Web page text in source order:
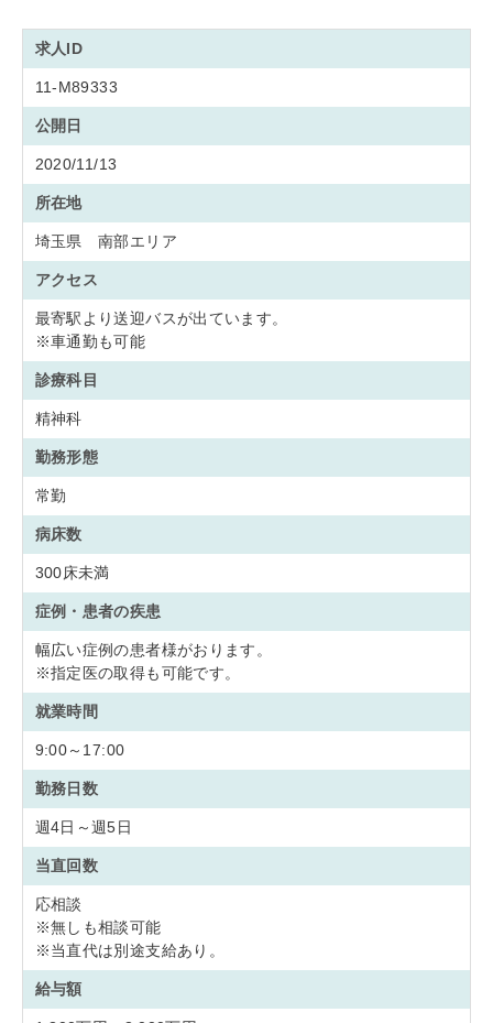
求人ID
11-M89333
公開日
2020/11/13
所在地
埼玉県 南部エリア
アクセス
最寄駅より送迎バスが出ています。
※車通勤も可能
診療科目
精神科
勤務形態
常勤
病床数
300床未満
症例・患者の疾患
幅広い症例の患者様がおります。
※指定医の取得も可能です。
就業時間
9:00～17:00
勤務日数
週4日～週5日
当直回数
応相談
※無しも相談可能
※当直代は別途支給あり。
給与額